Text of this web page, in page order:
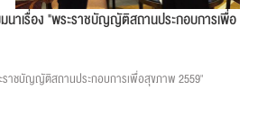
นาเรื่อง "พระราชบัญญัติสถานประกอบการเพื่อ
ราชบัญญัติสถานประกอบการเพื่อสุขภาพ 2559"